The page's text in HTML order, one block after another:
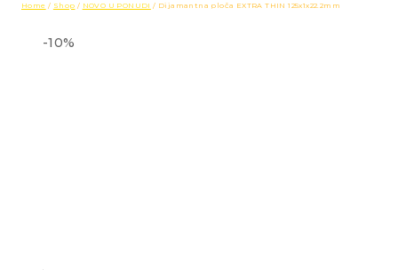
Home / Shop / NOVO U PONUDI / Dijamantna ploča EXTRA THIN 125x1x22.2mm
-10%